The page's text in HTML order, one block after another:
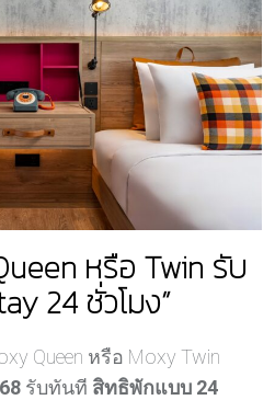
หรือ Twin รับ
24 ชั่วโมง”
Queen หรือ Moxy Twin
รับทันที สิทธิพักแบบ 24